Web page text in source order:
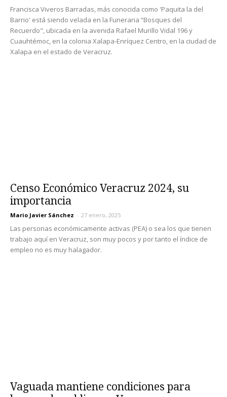
Francisca Viveros Barradas, más conocida como 'Paquita la del
Barrio' está siendo velada en la Funeraria “Bosques del
Recuerdo", ubicada en la avenida Rafael Murillo Vidal 196 y
Cuauhtémoc, en la colonia Xalapa-Enríquez Centro, en la ciudad de
Xalapa en el estado de Veracruz.
Censo Económico Veracruz 2024, su
importancia
Mario Javier Sánchez - 27 enero, 2025
Las personas económicamente activas (PEA) o sea los que tienen
trabajo aquí en Veracruz, son muy pocos y por tanto el índice de
empleo no es muy halagador.
Vaguada mantiene condiciones para